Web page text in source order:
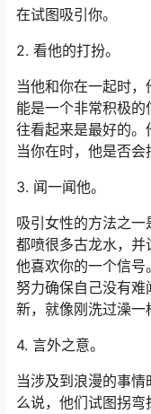
在试图吸引你。
2. 看他的打扮。
当他和你在一起时
能是一个非常积极
往看起来是最好的
当你在时，他是否会
3. 闻一闻他。
吸引女性的方法之
都喷很多古龙水，
他喜欢你的一个信
努力确保自己没有
新，就像刚洗过澡一
4. 言外之意。
当涉及到浪漫的事
么说，他们试图拐